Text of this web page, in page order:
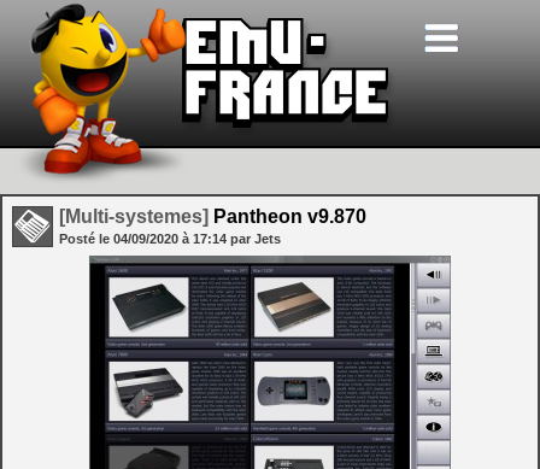
[Multi-systemes] Pantheon v9.870
Posté le 04/09/2020 à 17:14 par Jets